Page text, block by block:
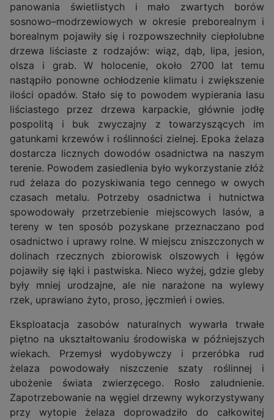
panowania świetlistych i mało zwartych borów
sosnowo–modrzewiowych w okresie preborealnym i
borealnym pojawiły się i rozpowszechniły ciepłolubne
drzewa liściaste z rodzajów: wiąz, dąb, lipa, jesion,
olsza i grab. W holocenie, około 2700 lat temu
nastąpiło ponowne ochłodzenie klimatu i zwiększenie
ilości opadów. Stało się to powodem wypierania lasu
liściastego przez drzewa karpackie, głównie jodłę
pospolitą i buk zwyczajny z towarzyszących im
gatunkami krzewów i roślinności zielnej. Epoka żelaza
dostarcza licznych dowodów osadnictwa na naszym
terenie. Powodem zasiedlenia było wykorzystanie złóż
rud żelaza do pozyskiwania tego cennego w owych
czasach metalu. Potrzeby osadnictwa i hutnictwa
spowodowały przetrzebienie miejscowych lasów, a
tereny w ten sposób pozyskane przeznaczano pod
osadnictwo i uprawy rolne. W miejscu zniszczonych w
dolinach rzecznych zbiorowisk olszowych i łęgów
pojawiły się łąki i pastwiska. Nieco wyżej, gdzie gleby
były mniej urodzajne, ale nie narażone na wylewy
rzek, uprawiano żyto, proso, jęczmień i owies.
Eksploatacja zasobów naturalnych wywarła trwałe
piętno na ukształtowaniu środowiska w późniejszych
wiekach. Przemysł wydobywczy i przeróbka rud
żelaza powodowały niszczenie szaty roślinnej i
ubożenie świata zwierzęcego. Rosło zaludnienie.
Zapotrzebowanie na węgiel drzewny wykorzystywany
przy wytopie żelaza doprowadziło do całkowitej